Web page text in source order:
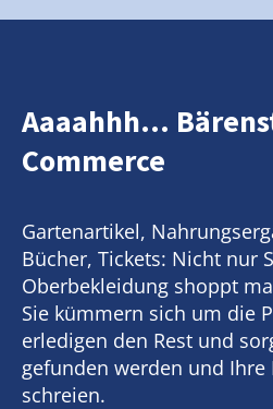
Aaaahhh...
Commerce
Gartenartikel,
Bücher, Tickets: Nicht nur
Oberbekleidung shoppt
Sie kümmern sich um die
erledigen den Rest und
gefunden werden und Ihre
schreien.